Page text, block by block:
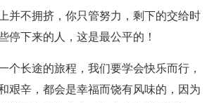
并不拥挤，你只管努力，剩下的交给时
下来的人，这是最公平的！
个长途的旅程，我们要学会快乐而行，
艰辛，都会是幸福而饶有风味的，因为